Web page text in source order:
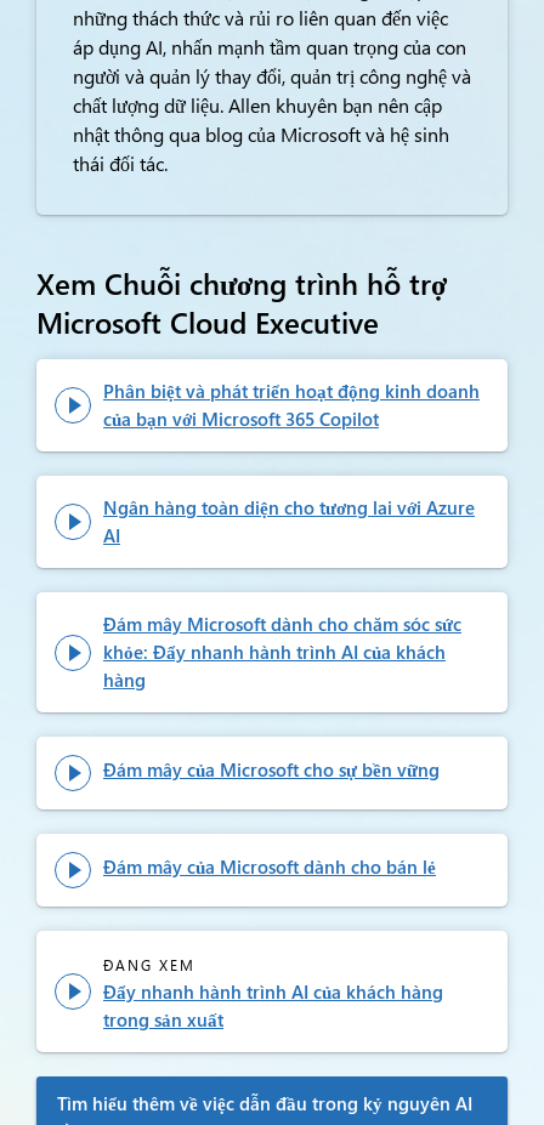
những thách thức và rủi ro liên quan đến việc
áp dụng AI, nhấn mạnh tầm quan trọng của con
người và quản lý thay đổi, quản trị công nghệ và
chất lượng dữ liệu. Allen khuyên bạn nên cập
nhật thông qua blog của Microsoft và hệ sinh
thái đối tác.
Xem Chuỗi chương trình hỗ trợ
Microsoft Cloud Executive

Phân biệt và phát triển hoạt động kinh doanh
của bạn với Microsoft 365 Copilot

Ngân hàng toàn diện cho tương lai với Azure
AI

Đám mây Microsoft dành cho chăm sóc sức
khỏe: Đẩy nhanh hành trình AI của khách
hàng
 Đám mây của Microsoft cho sự bền vững
 Đám mây của Microsoft dành cho bán lẻ

ĐANG XEM
Đẩy nhanh hành trình AI của khách hàng
trong sản xuất
Tìm hiểu thêm về việc dẫn đầu trong kỷ nguyên AI